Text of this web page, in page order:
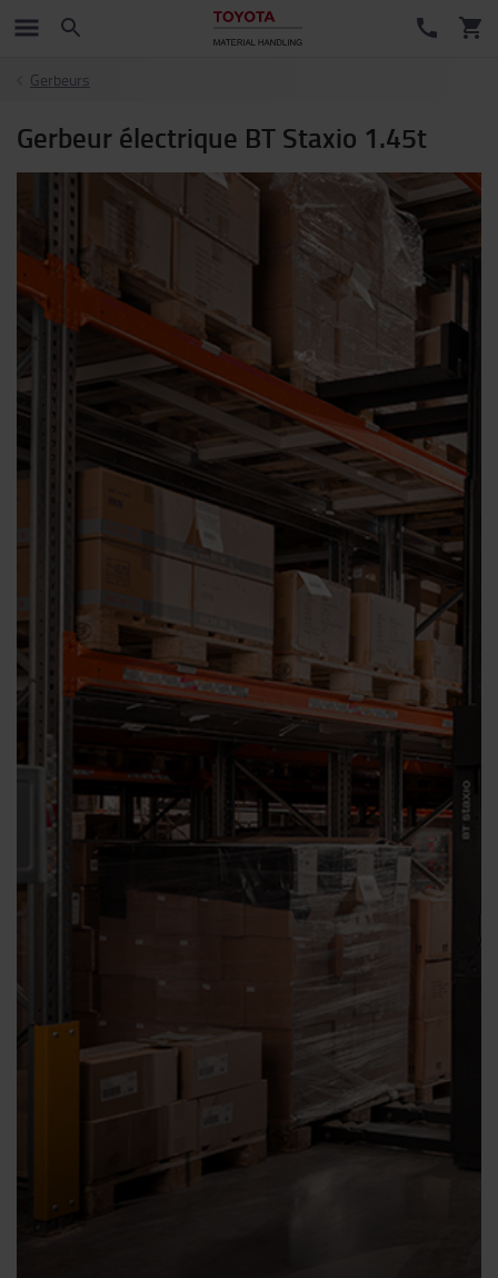
Gerbeurs
Gerbeur électrique BT Staxio 1.45t